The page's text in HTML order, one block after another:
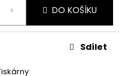
DO KOŠÍKU
Sdílet